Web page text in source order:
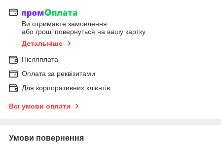
Ви отримаєте замовлення
або гроші повернуться на вашу картку
Детальніше
Післяплата
Оплата за реквізитами
Для корпоративних клієнтів
Всі умови оплати
Умови повернення